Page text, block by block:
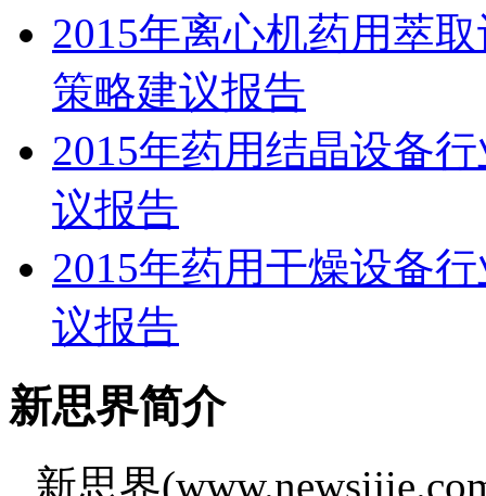
2015年离心机药用萃
策略建议报告
2015年药用结晶设备
议报告
2015年药用干燥设备
议报告
新思界简介
新思界